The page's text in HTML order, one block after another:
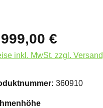
€
inkl. MwSt. zzgl. Versand
360910
auswählen